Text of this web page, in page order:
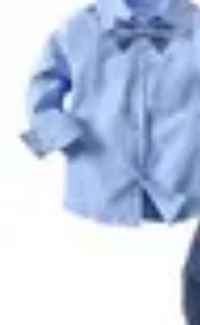
Estilo Elegante
Moda ProfesionalConsejos de
Accesorios Moda de Invierno
Estilo Elegante